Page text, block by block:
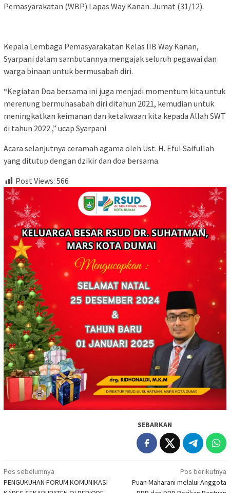
Pemasyarakatan (WBP) Lapas Way Kanan. Jumat (31/12).
Kepala Lembaga Pemasyarakatan Kelas IIB Way Kanan,
Syarpani dalam sambutannya mengajak seluruh pegawai dan
warga binaan untuk bermusabah diri.
“Kegiatan Doa bersama ini juga menjadi momentum kita untuk
merenung bermuhasabah diri ditahun 2021, kemudian untuk
meningkatkan keimanan dan ketakwaan kita kepada Allah SWT
di tahun 2022 ,” ucap Syarpani
Acara selanjutnya ceramah agama oleh Ust. H. Eful Saifullah
yang ditutup dengan dzikir dan doa bersama.
Post Views: 566
SEBARKAN
Navigasi
pos
Pos sebelumnya
PENGUKUHAN FORUM KOMUNIKASI
Pos berikutnya
Puan Maharani melalui Anggota